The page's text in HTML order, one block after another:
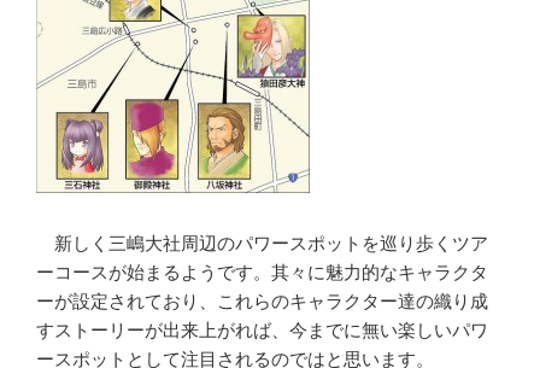
新しく三嶋大社周辺のパワースポットを巡り歩くツア
ーコースが始まるようです。其々に魅力的なキャラクタ
ーが設定されており、これらのキャラクター達の織り成
すストーリーが出来上がれば、今までに無い楽しいパワ
ースポットとして注目されるのではと思います。